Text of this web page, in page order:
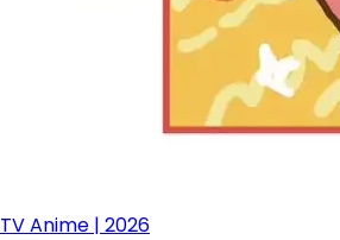
TV Anime | 2026